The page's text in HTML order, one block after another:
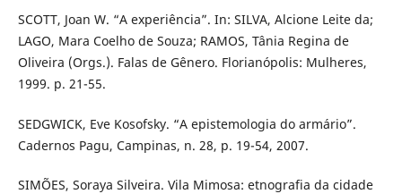
SCOTT, Joan W. “A experiência”. In: SILVA, Alcione Leite da;
LAGO, Mara Coelho de Souza; RAMOS, Tânia Regina de
Oliveira (Orgs.). Falas de Gênero. Florianópolis: Mulheres,
1999. p. 21-55.
SEDGWICK, Eve Kosofsky. “A epistemologia do armário”.
Cadernos Pagu, Campinas, n. 28, p. 19-54, 2007.
SIMÕES, Soraya Silveira. Vila Mimosa: etnografia da cidade